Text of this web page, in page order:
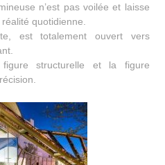
n’est pas voilée et laisse
quotidienne.
est totalement ouvert vers
structurelle et la figure